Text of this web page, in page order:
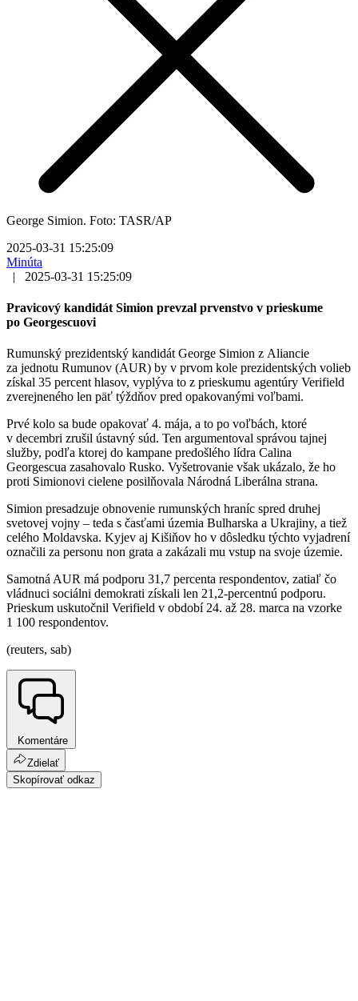
George Simion. Foto: TASR/AP
2025-03-31 15:25:09
Minúta
|
2025-03-31 15:25:09
Pravicový kandidát Simion prevzal prvenstvo v prieskume
po Georgescuovi
Rumunský prezidentský kandidát George Simion z Aliancie
za jednotu Rumunov (AUR) by v prvom kole prezidentských volieb
získal 35 percent hlasov, vyplýva to z prieskumu agentúry Verifield
zverejneného len päť týždňov pred opakovanými voľbami.
Prvé kolo sa bude opakovať 4. mája, a to po voľbách, ktoré
v decembri zrušil ústavný súd. Ten argumentoval správou tajnej
služby, podľa ktorej do kampane predošlého lídra Calina
Georgescua zasahovalo Rusko. Vyšetrovanie však ukázalo, že ho
proti Simionovi cielene posilňovala Národná Liberálna strana.
Simion presadzuje obnovenie rumunských hraníc spred druhej
svetovej vojny – teda s časťami územia Bulharska a Ukrajiny, a tiež
celého Moldavska. Kyjev aj Kišiňov ho v dôsledku týchto vyjadrení
označili za personu non grata a zakázali mu vstup na svoje územie.
Samotná AUR má podporu 31,7 percenta respondentov, zatiaľ čo
vládnuci sociálni demokrati získali len 21,2-percentnú podporu.
Prieskum uskutočnil Verifield v období 24. až 28. marca na vzorke
1 100 respondentov.
(reuters, sab)
Komentáre
Zdielať
Skopírovať odkaz